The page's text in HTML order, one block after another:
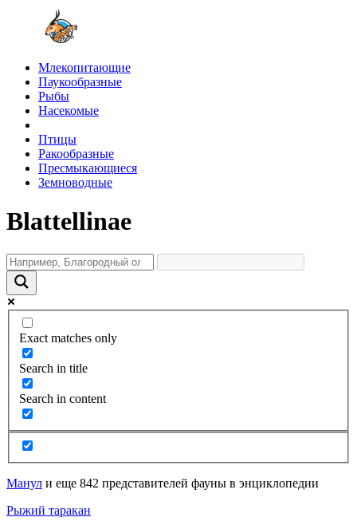
Млекопитающие
Паукообразные
Рыбы
Насекомые
Птицы
Ракообразные
Пресмыкающиеся
Земноводные
Blattellinae
Exact matches only
Search in title
Search in content
Манул и еще 842 представителей фауны в энциклопедии
Рыжий таракан